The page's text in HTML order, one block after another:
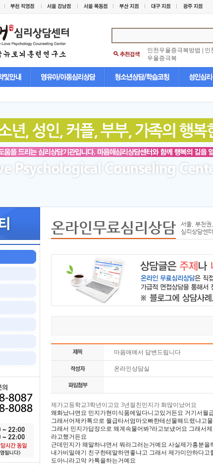
인천우울증극복방법 인
우울증극복
온라인무료심리상담
서울, 부천권
심리상담센
마음애에서 답변드립니다
온라인상담실
제가고등학교3학년이고요 3년절친민지가 화많이났어요
왜화났냐면요 민지가현미식품에일다니고있거든요 거기서월
그래서어제카톡으로 월급타서엄마오빠한테선물해드렸냐고
그래서 민지가답장으로 왜계속물어봐?라고보냈어요 그래서
라고했거든요
근데민지가 왜말하냐면서 뭐라그러는거예요 사실제가흥분
내가비밀애기 친구한테말하면좋냐고 그래서 제가미안하다
도아니라고막 카톡을하는거예요